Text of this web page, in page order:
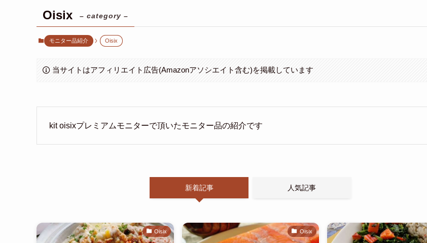
Oisix – category –
モニター品紹介 Oisix
当サイトはアフィリエイト広告(Amazonアソシエイト含む)を掲載しています
kit oisixプレミアムモニターで頂いたモニター品の紹介です
新着記事 人気記事
Oisix Oisix